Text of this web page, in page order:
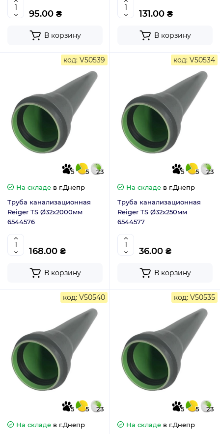
95.00 ₴
В корзину
131.00 ₴
В корзину
код: V50539
5 5
23
На складе в г.Днепр
Труба канализационная
Reiger TS Ø32х2000мм
6544576
168.00 ₴
В корзину
код: V50534
5 5
23
На складе в г.Днепр
Труба канализационная
Reiger TS Ø32х250мм
6544577
36.00 ₴
В корзину
код: V50540
5 5
23
На складе в г.Днепр
код: V50535
5 5
23
На складе в г.Днепр